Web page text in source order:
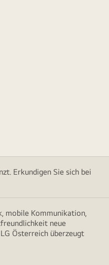
Erkundigen Sie sich bei
mobile Kommunikation,
neue
Österreich überzeugt